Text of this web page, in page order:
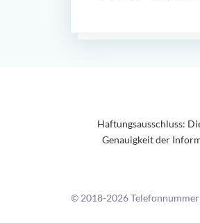
Haftungsausschluss:
Genauigkeit der
© 2018-2026